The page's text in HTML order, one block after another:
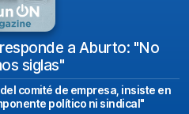
a Aburto: "No
siglas"
comité de empresa, insiste en
político ni sindical"